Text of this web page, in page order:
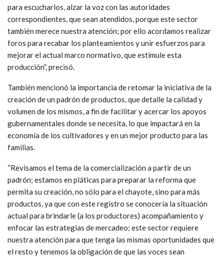
para escucharlos, alzar la voz con las autoridades
correspondientes, que sean atendidos, porque este sector
también merece nuestra atención; por ello acordamos realizar
foros para recabar los planteamientos y unir esfuerzos para
mejorar el actual marco normativo, que estimule esta
producción”, precisó.
También mencionó la importancia de retomar la iniciativa de la
creación de un padrón de productos, que detalle la calidad y
volumen de los mismos, a fin de facilitar y acercar los apoyos
gubernamentales donde se necesita, lo que impactará en la
economía de los cultivadores y en un mejor producto para las
familias.
“Revisamos el tema de la comercialización a partir de un
padrón; estamos en pláticas para preparar la reforma que
permita su creación, no sólo para el chayote, sino para más
productos, ya que con este registro se conocería la situación
actual para brindarle (a los productores) acompañamiento y
enfocar las estrategias de mercadeo; este sector requiere
nuestra atención para que tenga las mismas oportunidades que
el resto y tenemos la obligación de que las voces sean